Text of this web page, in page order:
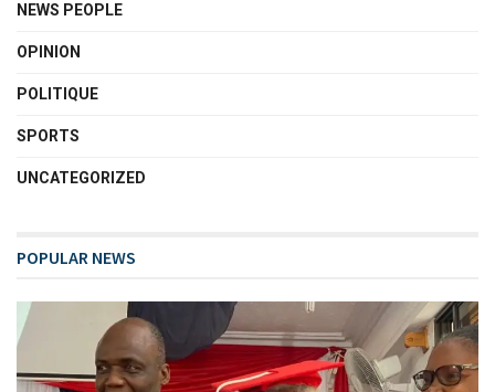
NEWS PEOPLE
OPINION
POLITIQUE
SPORTS
UNCATEGORIZED
POPULAR NEWS